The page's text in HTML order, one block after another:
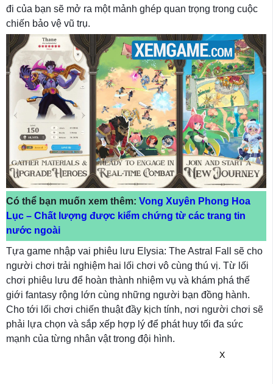
đi của bạn sẽ mở ra một mảnh ghép quan trọng trong cuộc
chiến bảo vệ vũ trụ.
Có thể bạn muốn xem thêm: Vong Xuyên Phong Hoa
Lục – Chất lượng được kiểm chứng từ các trang tin
nước ngoài
Tựa game nhập vai phiêu lưu Elysia: The Astral Fall sẽ cho
người chơi trải nghiệm hai lối chơi vô cùng thú vị. Từ lối
chơi phiêu lưu để hoàn thành nhiệm vụ và khám phá thế
giới fantasy rộng lớn cùng những người bạn đồng hành.
Cho tới lối chơi chiến thuật đầy kịch tính, nơi người chơi sẽ
phải lựa chọn và sắp xếp hợp lý để phát huy tối đa sức
mạnh của từng nhân vật trong đội hình.
X